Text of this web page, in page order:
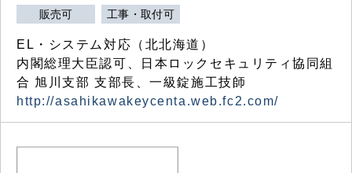
販売可 工事・取付可
EL・システム対応（北北海道）
内閣総理大臣認可、日本ロックセキュリティ協同組
合 旭川支部 支部長、一級錠施工技師
http://asahikawakeycenta.web.fc2.com/